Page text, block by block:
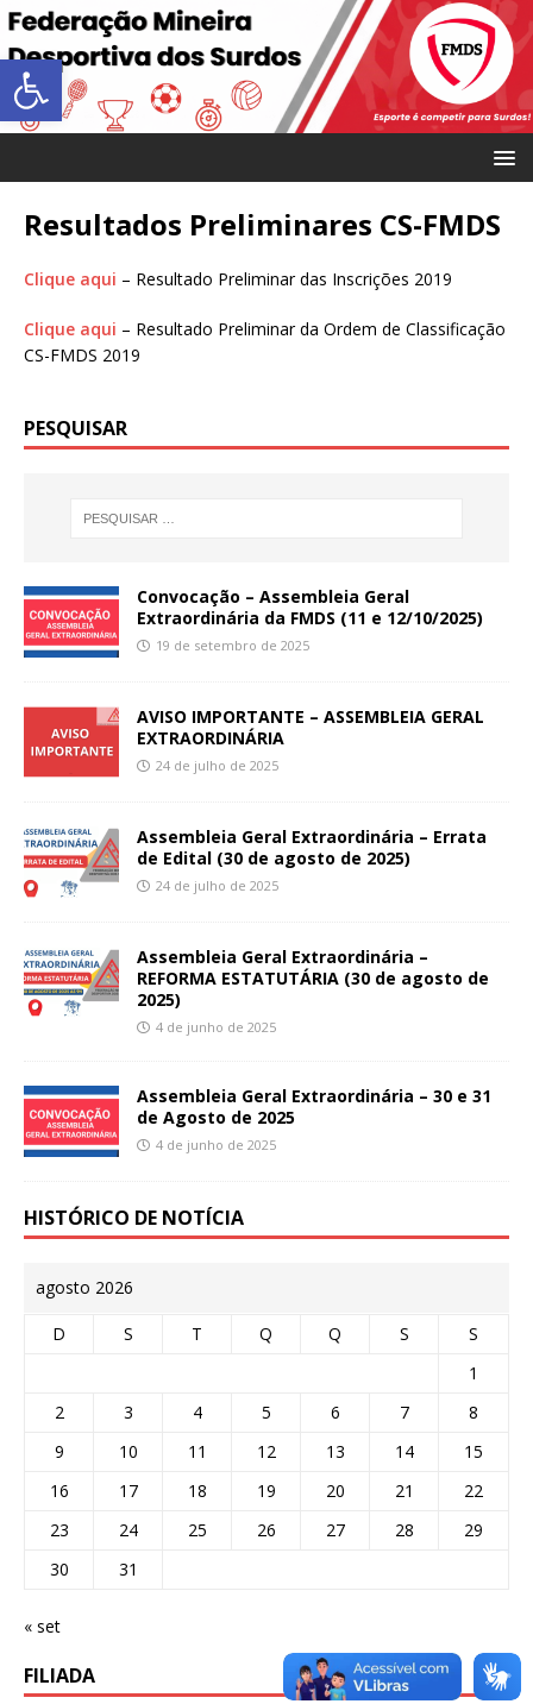
Abrir a barra de ferramentas
Resultados Preliminares CS-FMDS
Clique aqui – Resultado Preliminar das Inscrições 2019
Clique aqui – Resultado Preliminar da Ordem de Classificação
CS-FMDS 2019
PESQUISAR
Convocação – Assembleia Geral
Extraordinária da FMDS (11 e 12/10/2025)
19 de setembro de 2025
AVISO IMPORTANTE – ASSEMBLEIA GERAL
EXTRAORDINÁRIA
24 de julho de 2025
Assembleia Geral Extraordinária – Errata
de Edital (30 de agosto de 2025)
24 de julho de 2025
Assembleia Geral Extraordinária –
REFORMA ESTATUTÁRIA (30 de agosto de
2025)
4 de junho de 2025
Assembleia Geral Extraordinária – 30 e 31
de Agosto de 2025
4 de junho de 2025
HISTÓRICO DE NOTÍCIA
agosto 2026
D S T Q Q S
S
1
2
3 4 5 6 7
8
9
10 11 12 13 14
15
16
17 18 19 20 21
22
23
24 25 26 27 28
29
30
31
« set
FILIADA